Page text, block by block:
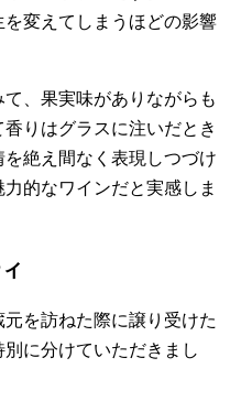
変えてしまうほどの影響
、果実味がありながらも
りはグラスに注いだとき
絶え間なく表現しつづけ
的なワインだと実感しま
を訪ねた際に譲り受けた
に分けていただきまし